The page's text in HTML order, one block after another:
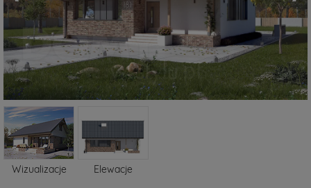
Wizualizacje Elewacje